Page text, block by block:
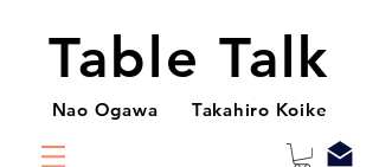
Table Talk
Nao Ogawa Takahiro Koike